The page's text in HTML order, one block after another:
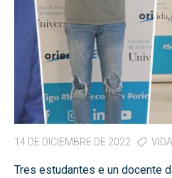
14 DE DICIEMBRE DE 2022
Tres estudantes e un docente